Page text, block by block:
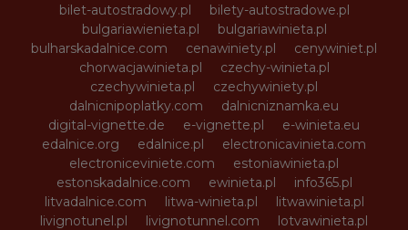
bilet-autostradowy.pl
bilety-autostradowe.pl
bulgariawienieta.pl
bulgariawinieta.pl
bulharskadalnice.com
cenawiniety.pl
cenywiniet.pl
chorwacjawinieta.pl
czechy-winieta.pl
czechywinieta.pl
czechywiniety.pl
dalnicnipoplatky.com
dalnicniznamka.eu
digital-vignette.de
e-vignette.pl
e-winieta.eu
edalnice.org
edalnice.pl
electronicavinieta.com
electroniceviniete.com
estoniawinieta.pl
estonskadalnice.com
ewinieta.pl
info365.pl
litvadalnice.com
litwa-winieta.pl
litwawinieta.pl
livignotunel.pl
livignotunnel.com
lotvawinieta.pl